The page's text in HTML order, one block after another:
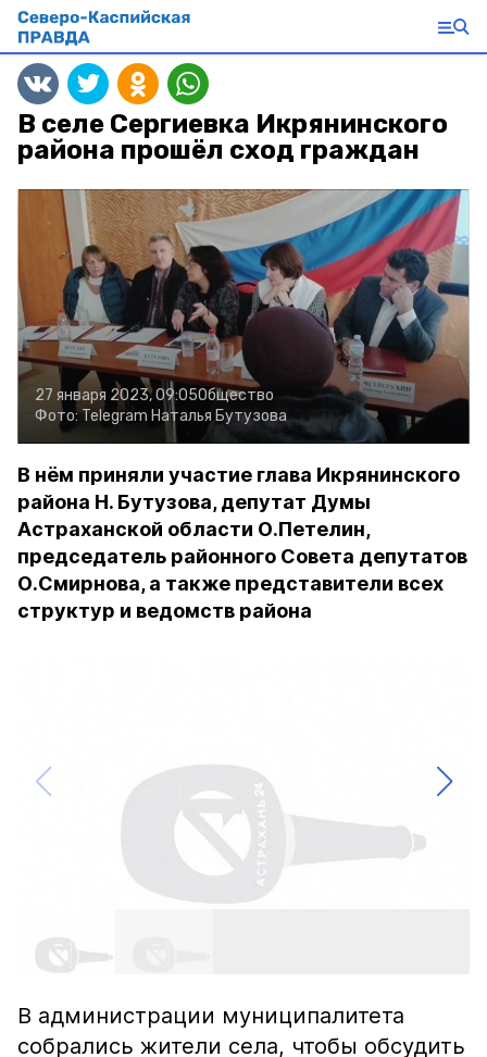
В селе Сергиевка Икрянинского
района прошёл сход граждан
27 января 2023, 09:05Общество
Фото:Telegram Наталья Бутузова
В нём приняли участие глава Икрянинского
района Н. Бутузова, депутат Думы
Астраханской области О.Петелин,
председатель районного Совета депутатов
О.Смирнова, а также представители всех
структур и ведомств района
В администрации муниципалитета
собрались жители села, чтобы обсудить